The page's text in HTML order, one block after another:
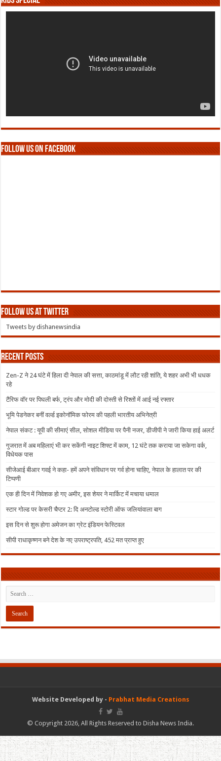
Follow us on Facebook
Follow us at Twitter
Tweets by dishanewsindia
Recent Posts
Zen-Z ने 24 घंटे में हिला दी नेपाल की सत्ता, काठमांडू में लौट रही शांति, ये शहर अभी भी धधक
रहे
टैरिफ वॉर पर पिघली बर्फ, ट्रंप और मोदी की दोस्ती से रिश्तों में आई नई रफ्तार
भूमि पेडनेकर बनीं वर्ल्ड इकोनॉमिक फोरम की पहली भारतीय अभिनेत्री
नेपाल संकट : यूपी की सीमाएं सील, सोशल मीडिया पर पैनी नजर, डीजीपी ने जारी किया हाई अलर्ट
गुजरात में अब महिलाएं भी कर सकेंगी नाइट शिफ्ट में काम, 12 घंटे तक कराया जा सकेगा वर्क,
विधेयक पास
सीजेआई बीआर गवई ने कहा- हमें अपने संविधान पर गर्व होना चाहिए, नेपाल के हालात पर की
टिप्पणी
एक ही दिन में निवेशक हो गए अमीर, इस शेयर ने मार्किट में मचाया धमाल
स्टार गोल्ड पर केसरी चैप्टर 2: दि अनटोल्ड स्टोरी ऑफ जलियांवाला बाग
इस दिन से शुरू होगा अमेजन का ग्रेट इंडियन फेस्टिवल
सीपी राधाकृष्णन बने देश के नए उपराष्ट्रपति, 452 मत प्राप्त हुए
Website Developed by - Prabhat Media Creations
© Copyright 2026, All Rights Reserved to Disha News India.